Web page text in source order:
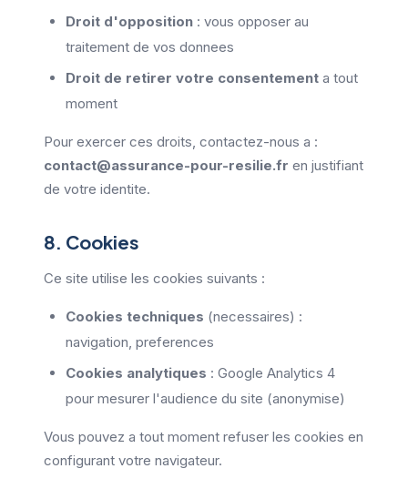
Droit d'opposition : vous opposer au
traitement de vos donnees
Droit de retirer votre consentement a tout
moment
Pour exercer ces droits, contactez-nous a :
contact@assurance-pour-resilie.fr en justifiant
de votre identite.
8. Cookies
Ce site utilise les cookies suivants :
Cookies techniques (necessaires) :
navigation, preferences
Cookies analytiques : Google Analytics 4
pour mesurer l'audience du site (anonymise)
Vous pouvez a tout moment refuser les cookies en
configurant votre navigateur.